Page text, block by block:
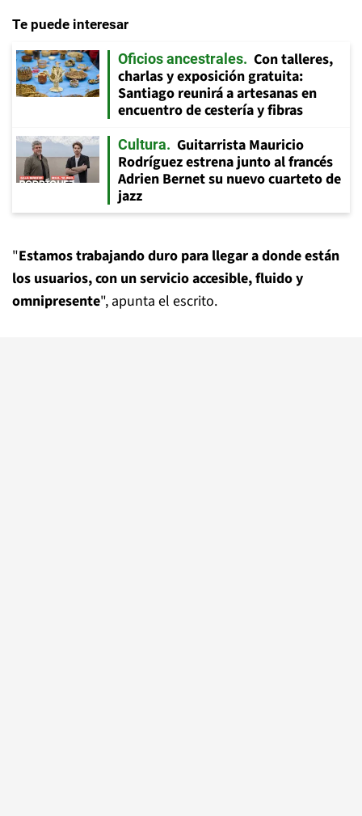
Te puede interesar
Oficios ancestrales
Con talleres,
charlas y exposición gratuita:
Santiago reunirá a artesanas en
encuentro de cestería y fibras
Cultura
Guitarrista Mauricio
Rodríguez estrena junto al francés
Adrien Bernet su nuevo cuarteto de
jazz
"Estamos trabajando duro para llegar a donde están
los usuarios, con un servicio accesible, fluido y
omnipresente", apunta el escrito.